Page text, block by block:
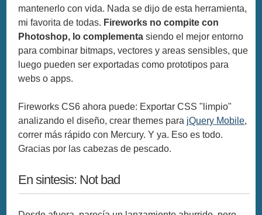
mantenerlo con vida. Nada se dijo de esta herramienta,
mi favorita de todas. Fireworks no compite con
Photoshop, lo complementa siendo el mejor entorno
para combinar bitmaps, vectores y areas sensibles, que
luego pueden ser exportadas como prototipos para
webs o apps.
Fireworks CS6 ahora puede: Exportar CSS "limpio"
analizando el diseño, crear themes para jQuery Mobile,
correr más rápido con Mercury. Y ya. Eso es todo.
Gracias por las cabezas de pescado.
En sintesis: Not bad